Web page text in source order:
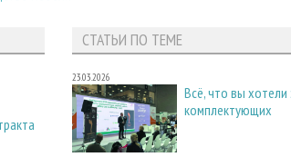
СТАТЬИ ПО ТЕМЕ
23.03.2026
Всё, что вы
комплектующих